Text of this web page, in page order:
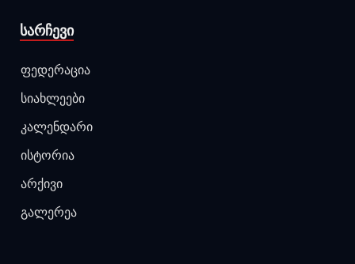
ᲡᲐᲠᲩᲔᲕᲘ
ფედერაცია
სიახლეები
კალენდარი
ისტორია
არქივი
გალერეა